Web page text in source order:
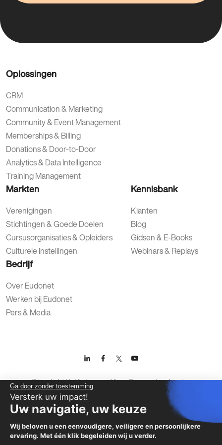
– allemaal vanuit één centraal standaard systeem.
Oplossingen
CRM
Communication & Marketing
Community & Event Management
Memberships & Billing
Donations & Door-to-Door
Analytics & Data Intelligence
Training Management
Markten
Verenigingen
Stichtingen & Goede Doelen
Cursusorganisaties & Opleiders
Culturele instellingen
Kennisbank
Klanten
Blog
Gidsen & E-Books
Webinars & Replays
Bedrijf
Over Eudonet
Werken bij Eudonet
Pers & Media
PrivacybeleidJuridische vermeldingenGegevensbescherming
Algemene Gebruiksvoorwaarden
Ga door zonder toestemming
Versterk uw impact!
Uw navigatie, uw keuze
Wij beloven u een eenvoudigere, veiligere en persoonlijkere
ervaring. Met één klik begeleiden wij u verder.